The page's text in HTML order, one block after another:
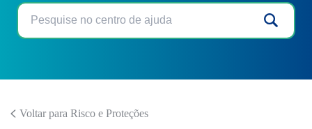
Voltar para Risco e Proteções